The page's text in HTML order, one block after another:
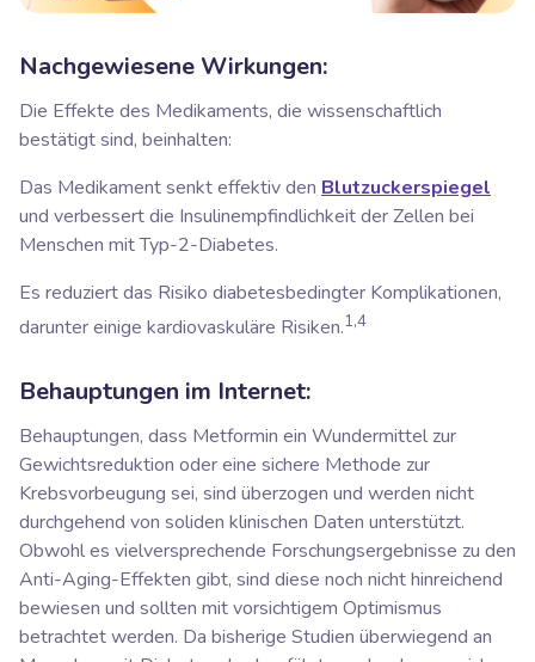
Nachgewiesene Wirkungen:
Die Effekte des Medikaments, die wissenschaftlich
bestätigt sind, beinhalten:
Das Medikament senkt effektiv den Blutzuckerspiegel
und verbessert die Insulinempfindlichkeit der Zellen bei
Menschen mit Typ-2-Diabetes.
Es reduziert das Risiko diabetesbedingter Komplikationen,
darunter einige kardiovaskuläre Risiken.1,4
Behauptungen im Internet:
Behauptungen, dass Metformin ein Wundermittel zur
Gewichtsreduktion oder eine sichere Methode zur
Krebsvorbeugung sei, sind überzogen und werden nicht
durchgehend von soliden klinischen Daten unterstützt.
Obwohl es vielversprechende Forschungsergebnisse zu den
Anti-Aging-Effekten gibt, sind diese noch nicht hinreichend
bewiesen und sollten mit vorsichtigem Optimismus
betrachtet werden. Da bisherige Studien überwiegend an